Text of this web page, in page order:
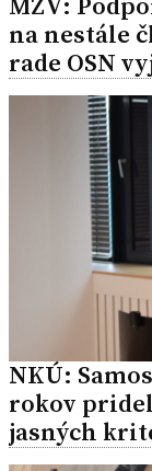
na nestále
rade OSN
NKÚ:
rokov
jasných